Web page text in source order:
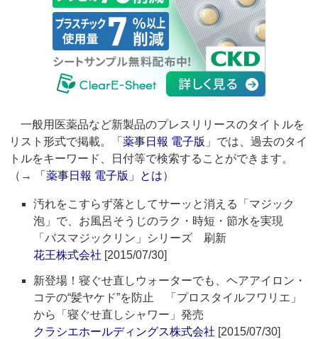
一般用医薬品など新製品のプレスリリースのタイトルを
リスト形式で掲載。「薬事日報 電子版 」では、過去のタイ
トルをキーワード、日付等で検索することができます。
（→
「薬事日報 電子版」とは）
汚れをこすらず落としてサーッと消える「マジック
泡」で、お風呂そうじのラク・時短・節水を実現
「バスマジックリン」シリーズ 刷新
花王株式会社 [2015/07/30]
新登場！寝ぐせ直しウォーターでも、ヘアアイロン・
コテの“髪ヤケド”を防止 「プロスタイルフワリエ」
から「寝ぐせ直しシャワー」発売
クラシエホールディングス株式会社 [2015/07/30]